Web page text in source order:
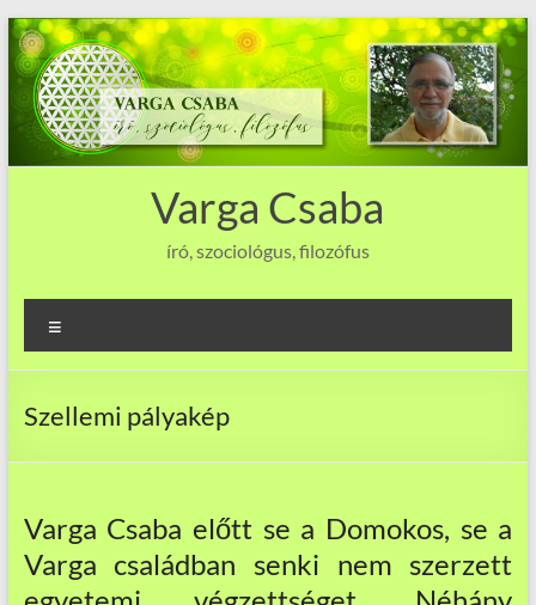
Skip
to
content
Varga Csaba
író, szociológus, filozófus
Szellemi pályakép
Varga Csaba előtt se a Domokos, se a
Varga családban senki nem szerzett